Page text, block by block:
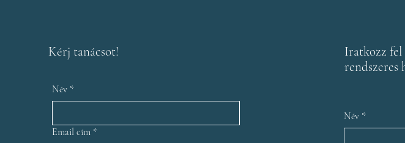
Kérj tanácsot!
Név *
Email cím *
Iratkozz
rendszeres
Név *